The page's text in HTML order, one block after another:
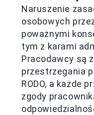
Naruszenie
osobowych
poważnymi
tym z karami
Pracodawcy są
przestrzegania
RODO, a każde
zgody